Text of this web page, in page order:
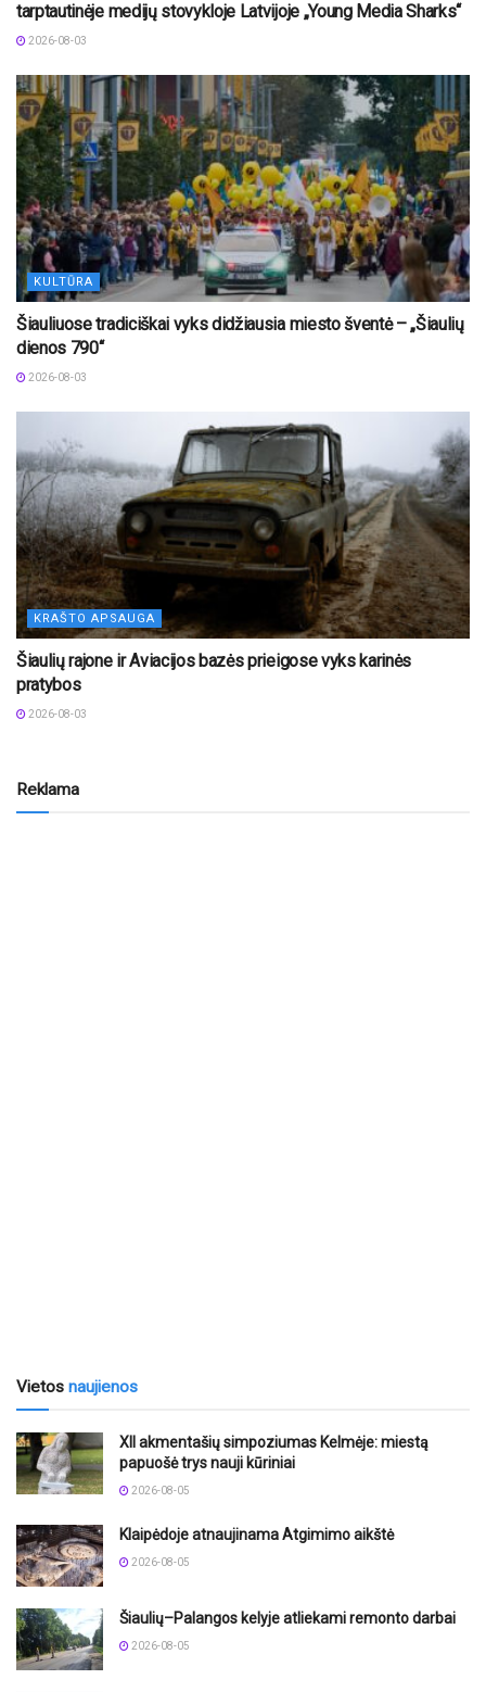
tarptautinėje medijų stovykloje Latvijoje „Young Media Sharks“
2026-08-03
KULTŪRA
Šiauliuose tradiciškai vyks didžiausia miesto šventė – „Šiaulių
dienos 790“
2026-08-03
KRAŠTO APSAUGA
Šiaulių rajone ir Aviacijos bazės prieigose vyks karinės
pratybos
2026-08-03
Reklama
Vietos naujienos
XII akmentašių simpoziumas Kelmėje: miestą
papuošė trys nauji kūriniai
2026-08-05
Klaipėdoje atnaujinama Atgimimo aikštė
2026-08-05
Šiaulių–Palangos kelyje atliekami remonto darbai
2026-08-05